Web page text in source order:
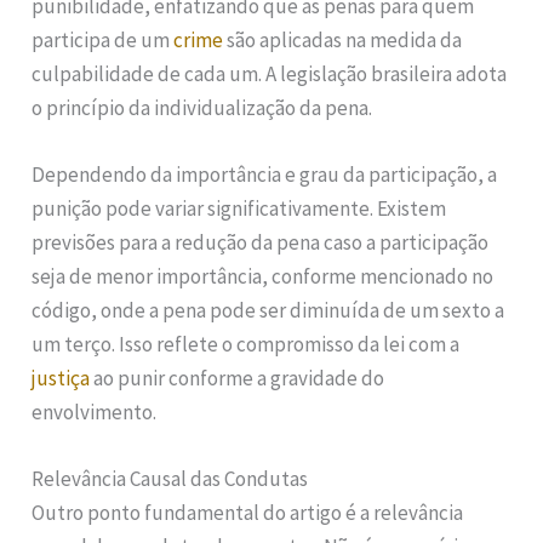
punibilidade, enfatizando que as penas para quem
participa de umcrimesão aplicadas na medida da
culpabilidade de cada um. A legislação brasileira adota
o princípio da individualização da pena.
Dependendo da importância e grau da participação, a
punição pode variar significativamente. Existem
previsões para a redução da pena caso a participação
seja de menor importância, conforme mencionado no
código, onde a pena pode ser diminuída de um sexto a
um terço. Isso reflete o compromisso da lei com a
justiçaao punir conforme a gravidade do
envolvimento.
Relevância Causal das Condutas
Outro ponto fundamental do artigo é a relevância